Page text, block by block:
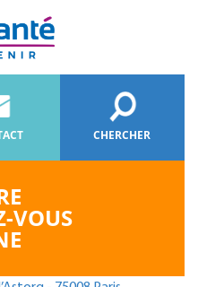
CHERCHER
VOUS